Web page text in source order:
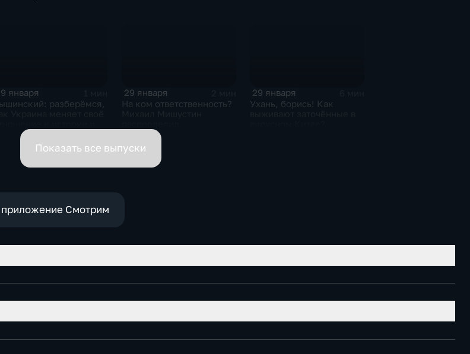
января
разберёмся,
29 января
На ком ответственность?
обязанности вице-
премьеров
29 января
Ухань, борись! Как
Показать все выпуски
приложение Смотрим